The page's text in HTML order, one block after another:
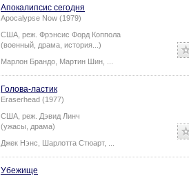
Апокалипсис сегодня
Apocalypse Now (1979)
США, реж. Фрэнсис Форд Коппола
(военный, драма, история...)
Марлон Брандо Мартин Шин
Голова-ластик
Eraserhead (1977)
США, реж. Дэвид Линч
(ужасы, драма)
Джек Нэнс
Шарлотта Стюарт,
Убежище